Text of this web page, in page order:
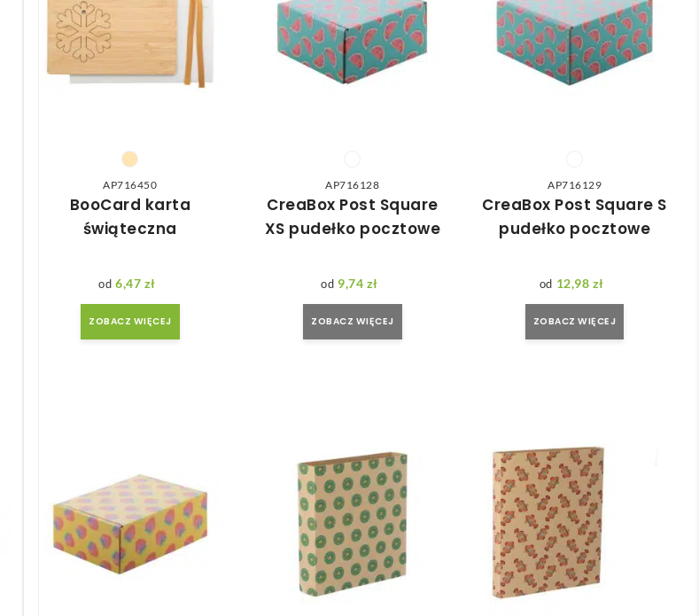
AP716450
BooCard karta
świąteczna
6,47 zł
ZOBACZ WIĘCEJ
AP716128
CreaBox Post Square
XS pudełko pocztowe
9,74 zł
ZOBACZ WIĘCEJ
AP716129
CreaBox Post Square S
pudełko pocztowe
12,98 zł
ZOBACZ WIĘCEJ